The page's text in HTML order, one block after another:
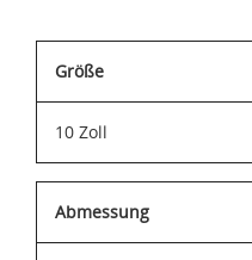
Größe
10 Zoll
Abmessung